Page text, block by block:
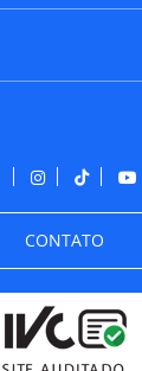
CONTATO